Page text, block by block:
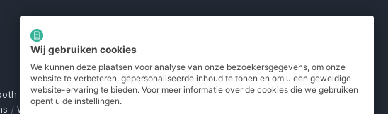
trackers / Opladers / Powerbanks / MiFi routers
/ Waterdichte telefoons
Wij gebruiken cookies
We kunnen deze plaatsen voor analyse van onze bezoekersgegevens, om onze
website te verbeteren, gepersonaliseerde inhoud te tonen en om u een geweldige
website-ervaring te bieden. Voor meer informatie over de cookies die we gebruiken
opent u de instellingen.